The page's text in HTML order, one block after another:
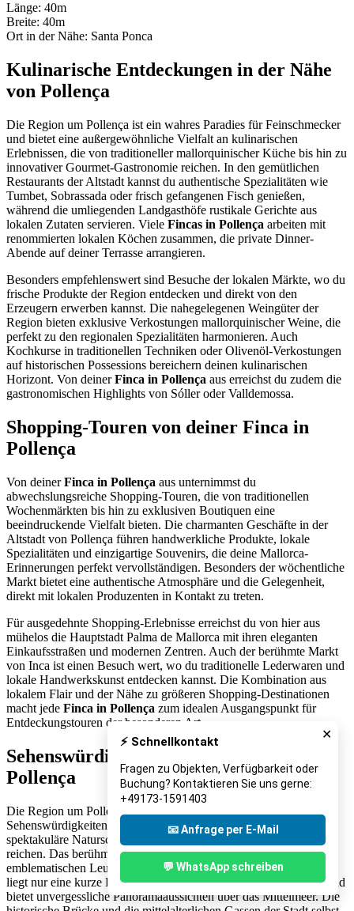
Länge: 40m
Breite: 40m
Ort in der Nähe: Santa Ponca
Kulinarische Entdeckungen in der Nähe
von Pollença
Die Region um Pollença ist ein wahres Paradies für Feinschmecker
und bietet eine außergewöhnliche Vielfalt an kulinarischen
Erlebnissen, die von traditioneller mallorquinischer Küche bis hin zu
innovativer Gourmet-Gastronomie reichen. In den gemütlichen
Restaurants der Altstadt kannst du authentische Spezialitäten wie
Tumbet, Sobrassada oder frisch gefangenen Fisch genießen,
während die umliegenden Landgasthöfe rustikale Gerichte aus
lokalen Zutaten servieren. Viele Fincas in Pollença arbeiten mit
renommierten lokalen Köchen zusammen, die private Dinner-
Abende auf deiner Terrasse arrangieren.
Besonders empfehlenswert sind Besuche der lokalen Märkte, wo du
frische Produkte der Region entdecken und direkt von den
Erzeugern erwerben kannst. Die nahegelegenen Weingüter der
Region bieten exklusive Verkostungen mallorquinischer Weine, die
perfekt zu den regionalen Spezialitäten harmonieren. Auch
Kochkurse in traditionellen Techniken oder Olivenöl-Verkostungen
auf historischen Possessions bereichern deinen kulinarischen
Horizont. Von deinerFinca in Pollença aus erreichst du zudem die
gastronomischen Highlights von Sóller oder Valldemossa.
Shopping-Touren von deiner Finca in
Pollença
Von deinerFinca in Pollença aus unternimmst du
abwechslungsreiche Shopping-Touren, die von traditionellen
Wochenmärkten bis hin zu exklusiven Boutiquen eine
beeindruckende Vielfalt bieten. Die charmanten Geschäfte in der
Altstadt von Pollença führen handwerkliche Produkte, lokale
Spezialitäten und einzigartige Souvenirs, die deine Mallorca-
Erinnerungen perfekt vervollständigen. Besonders der wöchentliche
Markt bietet eine authentische Atmosphäre und die Gelegenheit,
direkt mit lokalen Produzenten in Kontakt zu treten.
Für ausgedehnte Shopping-Erlebnisse erreichst du von hier aus
mühelos die Hauptstadt Palma de Mallorca mit ihren eleganten
Einkaufsstraßen und modernen Zentren. Auch der berühmte Markt
von Inca ist einen Besuch wert, wo du traditionelle Lederwaren und
lokale Handwerkskunst entdecken kannst. Die Kombination aus
lokalem Flair und der Nähe zu größeren Shopping-Destinationen
macht jede Finca in Pollença zum idealen Ausgangspunkt für
Entdeckungstouren der besonderen Art.
Sehenswürdigkeiten in der Nähe von
Pollença
Die Region um Pollença beherbergt eine faszinierende Vielfalt an
Sehenswürdigkeiten, die von historischen Monumenten über
spektakuläre Naturschauplätze bis hin zu kulturellen Höhepunkten
reichen. Das berühmte Cap de Formentor mit seinem
emblematischen Leuchtturm und den atemberaubenden Klippen
liegt nur eine kurze Fahrt von deinerFinca in Pollençaentfernt und
bietet unvergessliche Panoramaaussichten über das Mittelmeer. Die
✕
⚡ Schnellkontakt
Fragen zu Objekten, Verfügbarkeit oder
Buchung? Kontaktieren Sie uns gerne:
+49173-1591403
📧 Anfrage per E-Mail
💬 WhatsApp schreiben